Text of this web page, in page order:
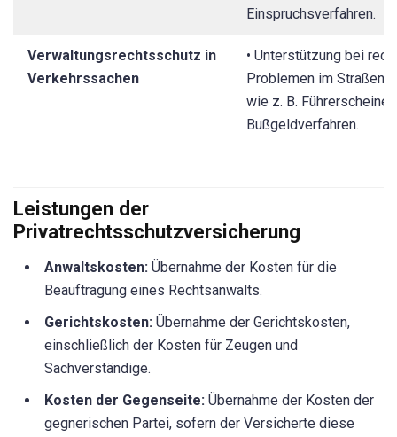
Einspruchsverfahren.
Verwaltungsrechtsschutz in
Verkehrssachen
• Unterstützung bei
Problemen im
wie z. B.
Bußgeldverfahren.
Leistungen der
Privatrechtsschutzversicherung
Anwaltskosten: Übernahme der Kosten für die
Beauftragung eines Rechtsanwalts.
Gerichtskosten: Übernahme der Gerichtskosten,
einschließlich der Kosten für Zeugen und
Sachverständige.
Kosten der Gegenseite: Übernahme der Kosten der
gegnerischen Partei, sofern der Versicherte diese